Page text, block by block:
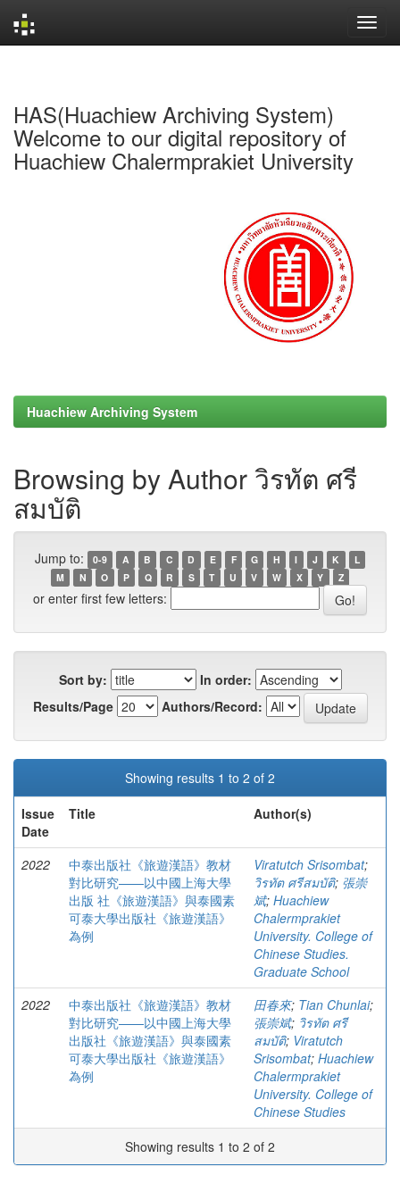
HAS(Huachiew Archiving System)
Welcome to our digital repository of
Huachiew Chalermprakiet University
Huachiew Archiving System
Browsing by Author วิรทัต ศรี
สมบัติ
Jump to: 0-9 A B C D E F G H I J K
L
M
N O P Q R S T U V W X Y Z
or enter first few letters:
Sort by:
In order:
Results/Page
Authors/Record:
Showing results 1 to 2 of 2
Issue
Date
Title Author(s)
2022
中泰出版社《旅遊漢語》教材
對比研究——以中國上海大學
出版 社《旅遊漢語》與泰國素
可泰大學出版社《旅遊漢語》
為例
Viratutch Srisombat;
วิรทัต ศรีสมบัติ; 張崇
斌; Huachiew
Chalermprakiet
University. College of
Chinese Studies.
Graduate School
2022
中泰出版社《旅遊漢語》教材
對比研究——以中國上海大學
出版社《旅遊漢語》與泰國素
可泰大學出版社《旅遊漢語》
為例
田春來; Tian Chunlai;
張崇斌; วิรทัต ศรี
สมบัติ; Viratutch
Srisombat; Huachiew
Chalermprakiet
University. College of
Chinese Studies
Showing results 1 to 2 of 2